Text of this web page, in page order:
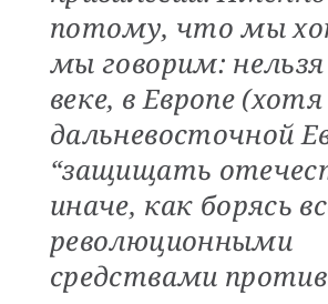
потому, что мы
мы говорим: нельзя
веке, в Европе
дальневосточной
“защищать
иначе, как борясь
революционными
средствами против